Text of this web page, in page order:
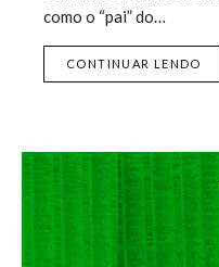
como o “pai” do…
CONTINUAR LENDO